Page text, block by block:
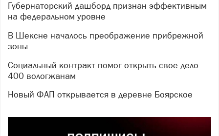
Губернаторский дашборд признан эффективным
на федеральном уровне
В Шексне началось преображение прибрежной
зоны
Социальный контракт помог открыть свое дело
400 вологжанам
Новый ФАП открывается в деревне Боярское